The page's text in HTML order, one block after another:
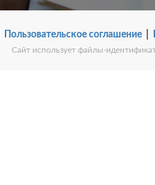
Пользовательское соглашение|
Сайт использует файлы-